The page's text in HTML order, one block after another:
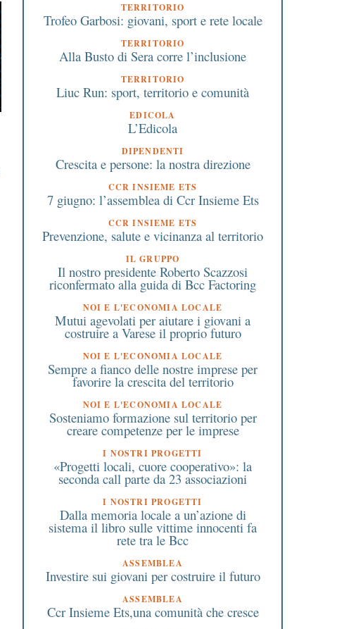
studio della scuola di
musica Jubilate finanziate
grazie al crowdfunding Bcc
magistrale in
Ingegneria
TERRITORIO
Trofeo Garbosi: giovani, sport e rete locale
TERRITORIO
Alla Busto di Sera corre l’inclusione
TERRITORIO
Liuc Run: sport, territorio e comunità
EDICOLA
L’Edicola
DIPENDENTI
Crescita e persone: la nostra direzione
CCR INSIEME ETS
7 giugno: l’assemblea di Ccr Insieme Ets
CCR INSIEME ETS
Prevenzione, salute e vicinanza al territorio
IL GRUPPO
Il nostro presidente Roberto Scazzosi
riconfermato alla guida di Bcc Factoring
NOI E L'ECONOMIA LOCALE
Mutui agevolati per aiutare i giovani a
costruire a Varese il proprio futuro
NOI E L'ECONOMIA LOCALE
Sempre a fianco delle nostre imprese per
favorire la crescita del territorio
NOI E L'ECONOMIA LOCALE
Sosteniamo formazione sul territorio per
creare competenze per le imprese
I NOSTRI PROGETTI
«Progetti locali, cuore cooperativo»: la
seconda call parte da 23 associazioni
I NOSTRI PROGETTI
Dalla memoria locale a un’azione di
sistema il libro sulle vittime innocenti fa
rete tra le Bcc
ASSEMBLEA
Investire sui giovani per costruire il futuro
ASSEMBLEA
Ccr Insieme Ets,una comunità che cresce